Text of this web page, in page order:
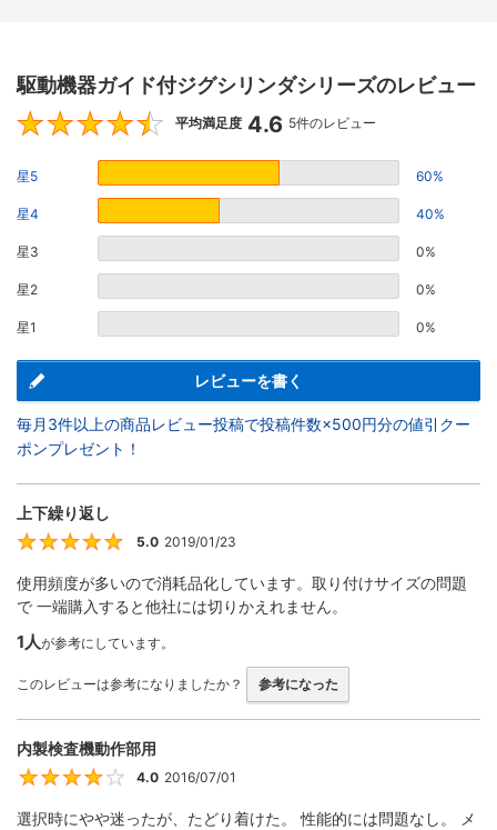
駆動機器ガイド付ジグシリンダシリーズのレビュー
4.6
平均満足度 4.6 5件のレビュー
星5 60%
星4 40%
星3 0%
星2 0%
星1 0%
レビューを書く
毎月3件以上の商品レビュー投稿で投稿件数×500円分の値引クー
ポンプレゼント！
上下繰り返し
5
5.0 2019/01/23
使用頻度が多いので消耗品化しています。取り付けサイズの問題
で 一端購入すると他社には切りかえれません。
1人が参考にしています。
このレビューは参考になりましたか？ 参考になった
内製検査機動作部用
4.0 2016/07/01
選択時にやや迷ったが、たどり着けた。 性能的には問題なし。 メ